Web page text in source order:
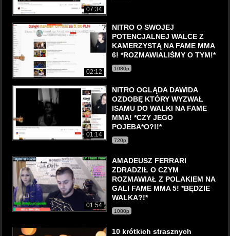
07:34
02:12
NITRO O SWOJEJ
POTENCJALNEJ WALCE Z
KAMERZYSTĄ NA FAME MMA
6! *ROZMAWIALIŚMY O TYM!*
1080p
01:14
NITRO OGLĄDA DAWIDA
OZDOBĘ KTÓRY WYZWAŁ
ISAMU DO WALKI NA FAME
MMA! *CZY JEGO
POJEBA*O?!!*
720p
01:54
AMADEUSZ FERRARI
ZDRADZIŁ O CZYM
ROZMAWIAŁ Z POLAKIEM NA
GALI FAME MMA 5! *BĘDZIE
WALKA?!*
1080p
10 krótkich strasznych